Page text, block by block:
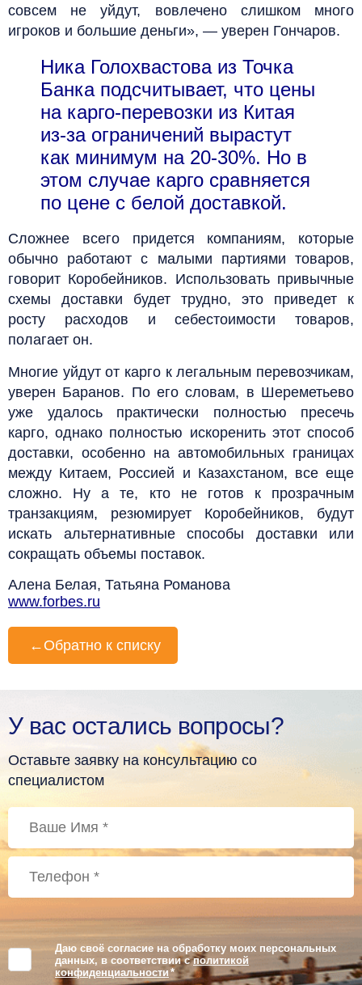
совсем не уйдут, вовлечено слишком много
игроков и большие деньги», — уверен Гончаров.
Ника Голохвастова из Точка
Банка подсчитывает, что цены
на карго-перевозки из Китая
из-за ограничений вырастут
как минимум на 20-30%. Но в
этом случае карго сравняется
по цене с белой доставкой.
Сложнее всего придется компаниям, которые
обычно работают с малыми партиями товаров,
говорит Коробейников. Использовать привычные
схемы доставки будет трудно, это приведет к
росту расходов и себестоимости товаров,
полагает он.
Многие уйдут от карго к легальным перевозчикам,
уверен Баранов. По его словам, в Шереметьево
уже удалось практически полностью пресечь
карго, однако полностью искоренить этот способ
доставки, особенно на автомобильных границах
между Китаем, Россией и Казахстаном, все еще
сложно. Ну а те, кто не готов к прозрачным
транзакциям, резюмирует Коробейников, будут
искать альтернативные способы доставки или
сокращать объемы поставок.
Алена Белая, Татьяна Романова
www.forbes.ru
← Обратно к списку
У вас остались вопросы?
Оставьте заявку на консультацию со
специалистом
Даю своё согласие на обработку моих персональных
данных, в соответствии сполитикой
конфиденциальности *